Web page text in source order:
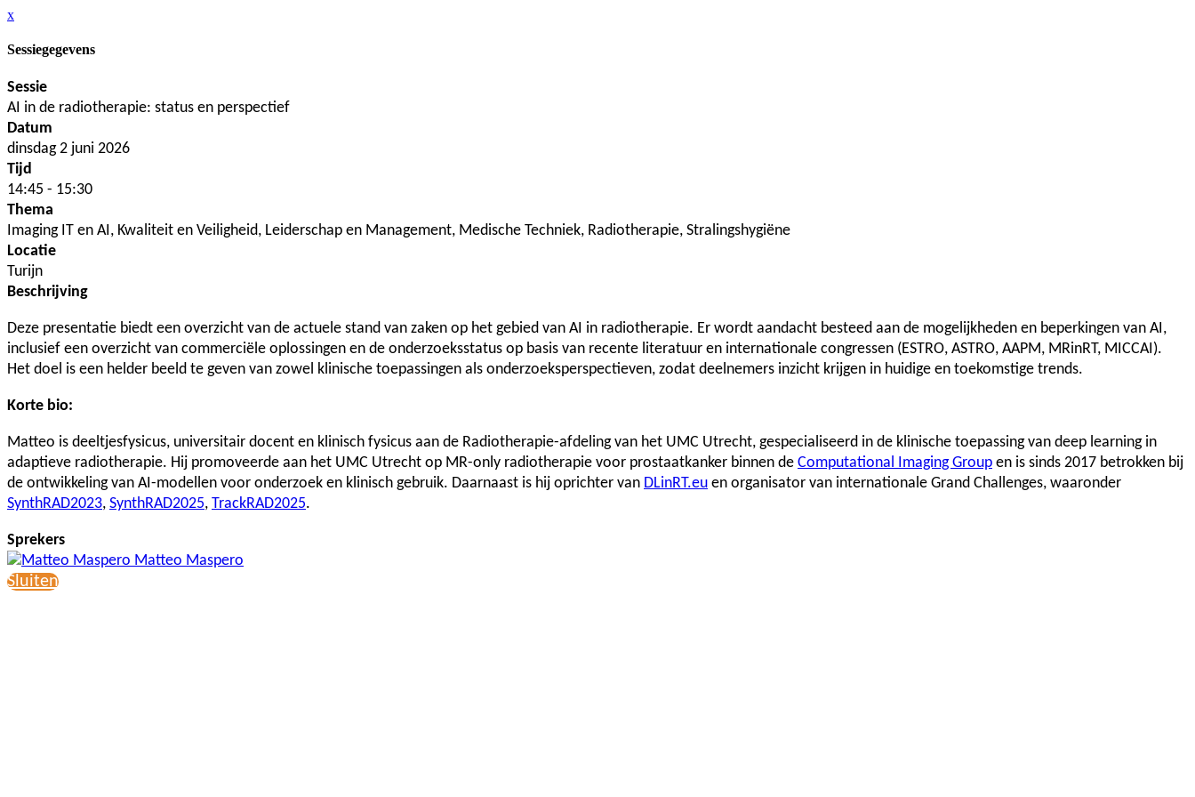
x
Sessiegegevens
Sessie
AI in de radiotherapie: status en perspectief
Datum
dinsdag 2 juni 2026
Tijd
14:45 - 15:30
Thema
Imaging IT en AI, Kwaliteit en Veiligheid, Leiderschap en Management, Medische Techniek, Radiotherapie, Stralingshygiëne
Locatie
Turijn
Beschrijving
Deze presentatie biedt een overzicht van de actuele stand van zaken op het gebied van AI in radiotherapie. Er wordt aandacht besteed aan de mogelijkheden en beperkingen van AI,
inclusief een overzicht van commerciële oplossingen en de onderzoeksstatus op basis van recente literatuur en internationale congressen (ESTRO, ASTRO, AAPM, MRinRT, MICCAI).
Het doel is een helder beeld te geven van zowel klinische toepassingen als onderzoeksperspectieven, zodat deelnemers inzicht krijgen in huidige en toekomstige trends.
Korte bio:
Matteo is deeltjesfysicus, universitair docent en klinisch fysicus aan de Radiotherapie-afdeling van het UMC Utrecht, gespecialiseerd in de klinische toepassing van deep learning in
adaptieve radiotherapie. Hij promoveerde aan het UMC Utrecht op MR-only radiotherapie voor prostaatkanker binnen de Computational Imaging Group en is sinds 2017 betrokken bij
de ontwikkeling van AI-modellen voor onderzoek en klinisch gebruik. Daarnaast is hij oprichter van DLinRT.eu en organisator van internationale Grand Challenges, waaronder
SynthRAD2023, SynthRAD2025, TrackRAD2025.
Sprekers
Matteo Maspero
Sluiten